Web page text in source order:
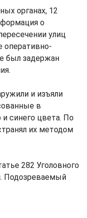
органах, 12
о
улиц
оперативно-
был задержан
и изъяли
в
синего цвета. По
их методом
282 Уголовного
Подозреваемый